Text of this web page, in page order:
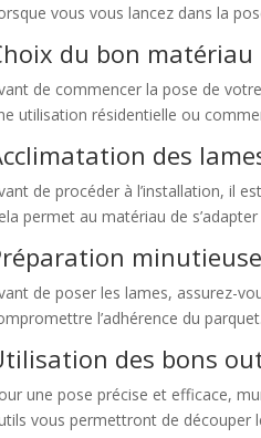
vous vous lancez dans la
du bon matériau
de commencer la pose de
utilisation résidentielle ou
des
de procéder à l’installation, il
permet au matériau de
de poser les lames, assurez-
l’adhérence du
des bons
une pose précise et efficace,
vous permettront de découper